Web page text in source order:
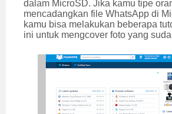
dalam MicroSD. Jika kamu tipe
mencadangkan file WhatsApp di
kamu bisa melakukan beberapa
ini untuk mengcover foto yang